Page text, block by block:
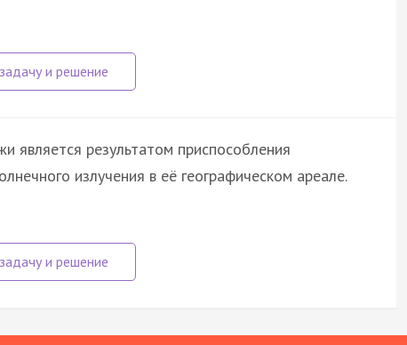
является результатом приспособления
излучения в её географическом ареале.